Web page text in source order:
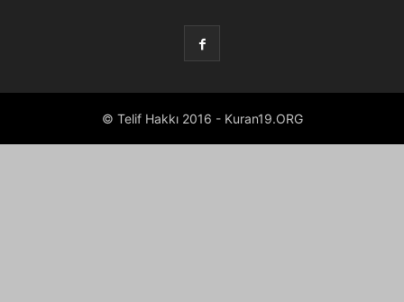
© Telif Hakkı 2016 - Kuran19.ORG